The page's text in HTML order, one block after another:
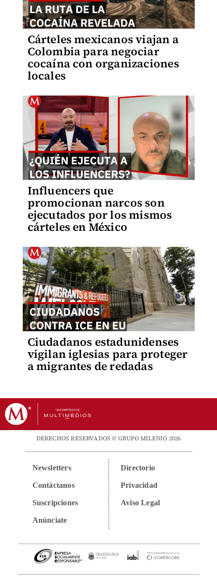
Cárteles mexicanos viajan a
Colombia para negociar
cocaína con organizaciones
locales
Influencers que
promocionan narcos son
ejecutados por los mismos
cárteles en México
Ciudadanos estadunidenses
vigilan iglesias para proteger
a migrantes de redadas
DERECHOS RESERVADOS © GRUPO MILENIO 2026
Newsletters
Contáctanos
Suscripciones
Anúnciate
Directorio
Privacidad
Aviso Legal